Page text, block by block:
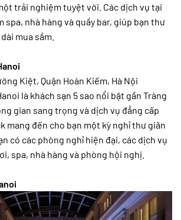
trải nghiệm tuyệt vời. Các dịch vụ tại
spa, nhà hàng và quầy bar, giúp bạn thư
mua sắm.
Kiệt, Quận Hoàn Kiếm, Hà Nội
là khách sạn 5 sao nổi bật gần Tràng
gian sang trọng và dịch vụ đẳng cấp
mang đến cho bạn một kỳ nghỉ thư giãn
có các phòng nghỉ hiện đại, các dịch vụ
spa, nhà hàng và phòng hội nghị.